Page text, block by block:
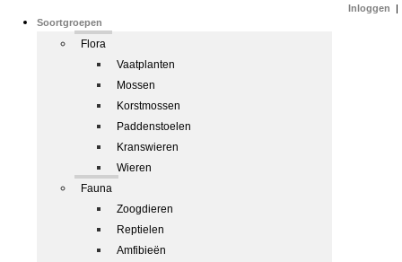
Soortgroepen
Flora
Vaatplanten
Mossen
Korstmossen
Paddenstoelen
Kranswieren
Wieren
Fauna
Zoogdieren
Reptielen
Amfibieën
Inloggen |